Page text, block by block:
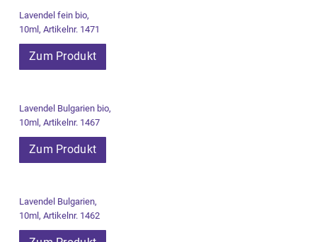
Lavendel fein bio,
10ml, Artikelnr. 1471
Zum Produkt
Lavendel Bulgarien bio,
10ml, Artikelnr. 1467
Zum Produkt
Lavendel Bulgarien,
10ml, Artikelnr. 1462